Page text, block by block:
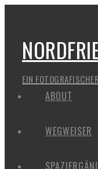
EIN
ABOUT
WEGWEISER